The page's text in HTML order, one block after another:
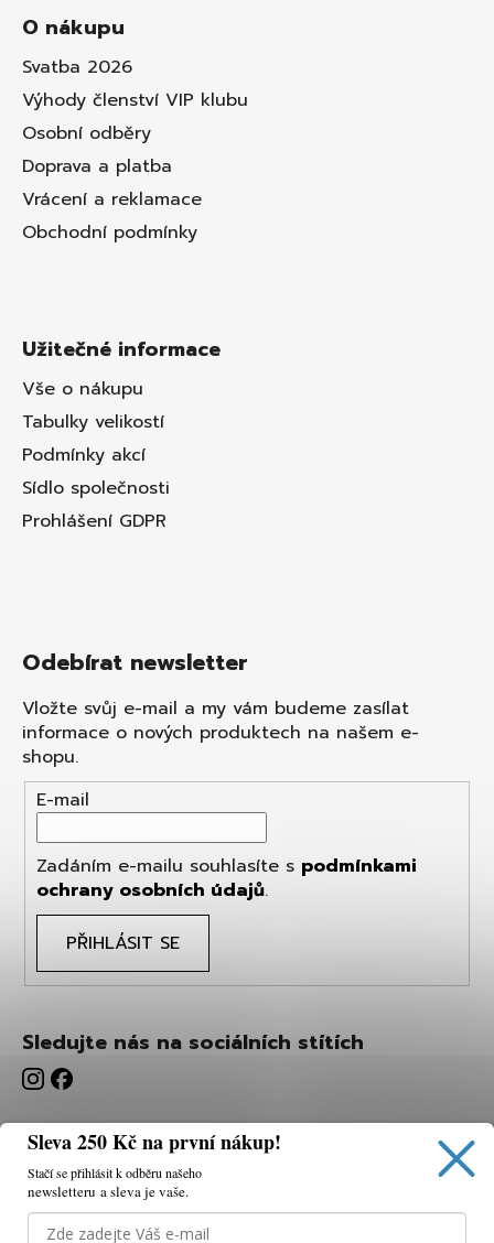
Používáme cookies, abychom vám umožnili pohodlné
O nákupu
Svatba 2026
Výhody členství VIP klubu
Osobní odběry
Doprava a platba
Vrácení a reklamace
Obchodní podmínky
Užitečné informace
Vše o nákupu
Tabulky velikostí
Podmínky akcí
Sídlo společnosti
Prohlášení GDPR
Odebírat newsletter
Vložte svůj e-mail a my vám budeme zasílat
informace o nových produktech na našem e-
shopu.
E-mail
Zadáním e-mailu souhlasíte s podmínkami
ochrany osobních údajů.
PŘIHLÁSIT SE
Sledujte nás na sociálních stítích
Sleva 250 Kč na první nákup!
Stačí se přihlásit k odběru našeho
newsletteru a sleva je vaše.